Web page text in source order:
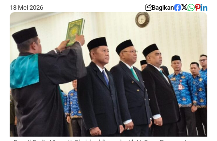
18 Mei 2026 Bagikan